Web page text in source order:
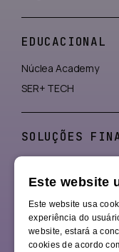
EDUCACIONAL
Núclea Academy
SER+ TECH
SOLUÇÕES
Somos a Núclea
de impacto sem
iniciativas
Este website
Este website usa
experiência do
website, estará a
cookies de acordo